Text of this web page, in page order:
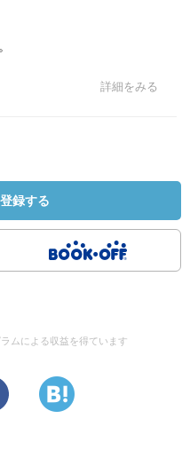
詳細をみる
録する
ムによる収益を得ています